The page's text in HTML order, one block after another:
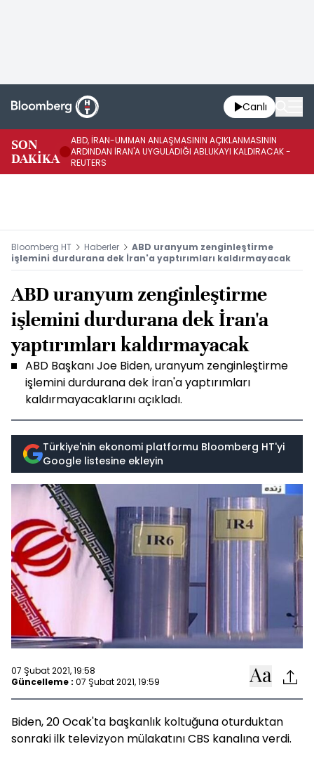
Canlı
SON
DAKİKA
ABD, İRAN-UMMAN ANLAŞMASININ AÇIKLANMASININ
ARDINDAN İRAN'A UYGULADIĞI ABLUKAYI KALDIRACAK -
REUTERS
Bloomberg HT Haberler
ABD uranyum zenginleştirme
işlemini durdurana dek İran'a yaptırımları kaldırmayacak
ABD uranyum zenginleştirme
işlemini durdurana dek İran'a
yaptırımları kaldırmayacak
ABD Başkanı Joe Biden, uranyum zenginleştirme
işlemini durdurana dek İran'a yaptırımları
kaldırmayacaklarını açıkladı.
Türkiye'nin ekonomi platformu Bloomberg HT'yi
Google listesine ekleyin
07 Şubat 2021, 19:58
Güncelleme : 07 Şubat 2021, 19:59
Biden, 20 Ocak'ta başkanlık koltuğuna oturduktan
sonraki ilk televizyon mülakatını CBS kanalına verdi.